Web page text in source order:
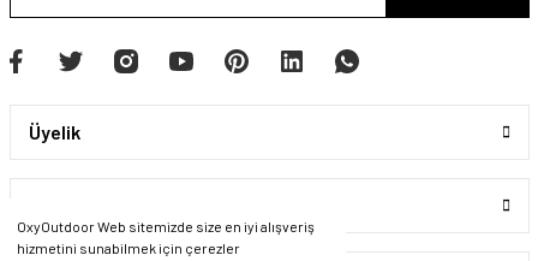
OxyOutdoor Web sitemizde size en iyi alışveriş
hizmetini sunabilmek için çerezler
Üyelik